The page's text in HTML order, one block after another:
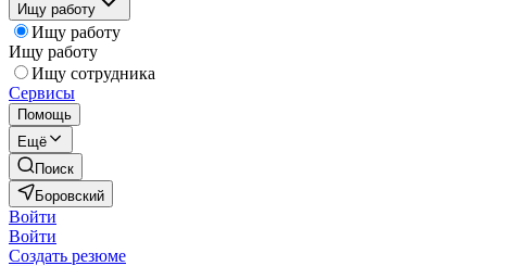
Ищу работу
Ищу работу
Ищу работу
Ищу сотрудника
Сервисы
Помощь
Ещё
Поиск
Боровский
Войти
Войти
Создать резюме